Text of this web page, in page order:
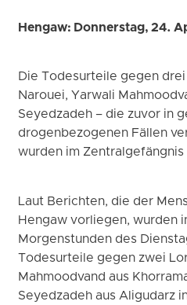
Hengaw: Donnerstag, 24.
Die Todesurteile gegen
Narouei, Yarwali
Seyedzadeh – die zuvor in
drogenbezogenen Fällen
wurden im
Laut Berichten, die der
Hengaw vorliegen, wurden
Morgenstunden des
Todesurteile gegen zwei
Mahmoodvand aus
Seyedzadeh aus Aligudarz